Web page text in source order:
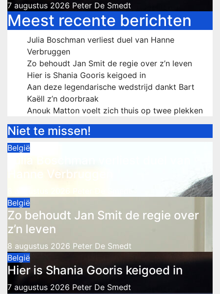
7 augustus 2026 Peter De Smedt
Meest recente berichten
Julia Boschman verliest duel van Hanne
Verbruggen
Zo behoudt Jan Smit de regie over z’n leven
Hier is Shania Gooris keigoed in
Aan deze legendarische wedstrijd dankt Bart
Kaëll z’n doorbraak
Anouk Matton voelt zich thuis op twee plekken
Niet te missen!
België
Hanne Verbruggen
België
Zo behoudt Jan Smit de regie over
z’n leven
8 augustus 2026 Peter De Smedt
België
Hier is Shania Gooris keigoed in
7 augustus 2026 Peter De Smedt